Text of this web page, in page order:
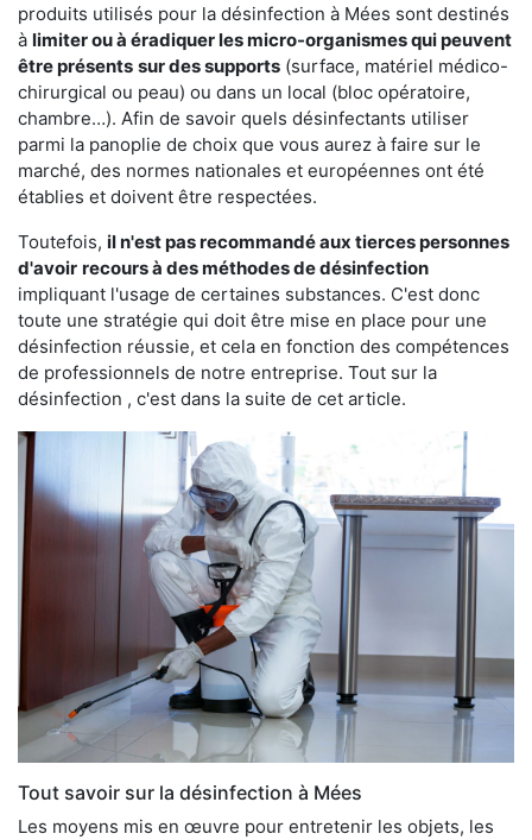
produits utilisés pour la désinfection à Mées sont destinés
à limiter ou à éradiquer les micro-organismes qui peuvent
être présents sur des supports (surface, matériel médico-
chirurgical ou peau) ou dans un local (bloc opératoire,
chambre…). Afin de savoir quels désinfectants utiliser
parmi la panoplie de choix que vous aurez à faire sur le
marché, des normes nationales et européennes ont été
établies et doivent être respectées.
Toutefois, il n'est pas recommandé aux tierces personnes
d'avoir recours à des méthodes de désinfection
impliquant l'usage de certaines substances. C'est donc
toute une stratégie qui doit être mise en place pour une
désinfection réussie, et cela en fonction des compétences
de professionnels de notre entreprise. Tout sur la
désinfection , c'est dans la suite de cet article.
Tout savoir sur la désinfection à Mées
Les moyens mis en œuvre pour entretenir les objets, les